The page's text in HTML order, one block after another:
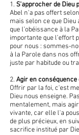
1. S'approcher de Dieu
Abel n'a pas offert
mais selon ce que
que l’obéissance à la
importante que l’effort
pour nous : sommes-
à la Parole dans nos
juste par habitude ou
2. Agir en conséquence
Offrir par la foi, c'est
Dieu nous enseigne.
mentalement, mais
vivante, car elle l'a
de plus précieux, en
sacrifice institué par